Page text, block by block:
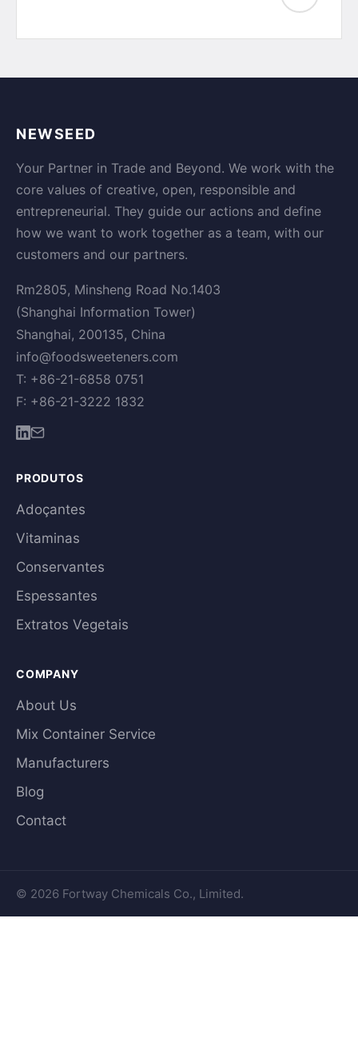
NEWSEED
Your Partner in Trade and Beyond. We work with the
core values of creative, open, responsible and
entrepreneurial. They guide our actions and define
how we want to work together as a team, with our
customers and our partners.
Rm2805, Minsheng Road No.1403
(Shanghai Information Tower)
Shanghai, 200135, China
info@foodsweeteners.com
T: +86-21-6858 0751
F: +86-21-3222 1832
PRODUTOS
Adoçantes
Vitaminas
Conservantes
Espessantes
Extratos Vegetais
COMPANY
About Us
Mix Container Service
Manufacturers
Blog
Contact
© 2026 Fortway Chemicals Co., Limited.